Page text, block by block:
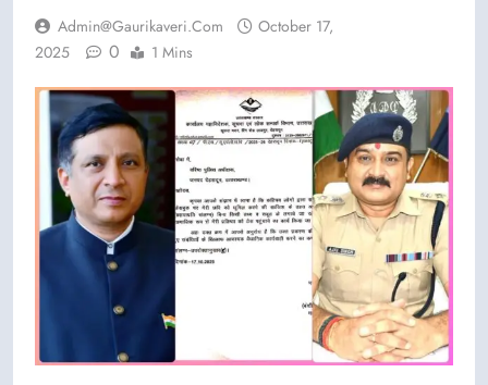
Admin@gaurikaveri.com
October 17,
2025
0 1 Mins